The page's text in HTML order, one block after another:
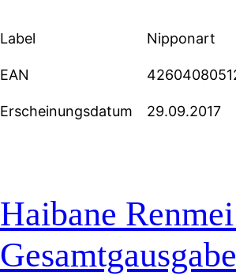
Label Nipponart
EAN
Erscheinungsdatum 29.09.2017
Haibane
Gesamtgausgabe